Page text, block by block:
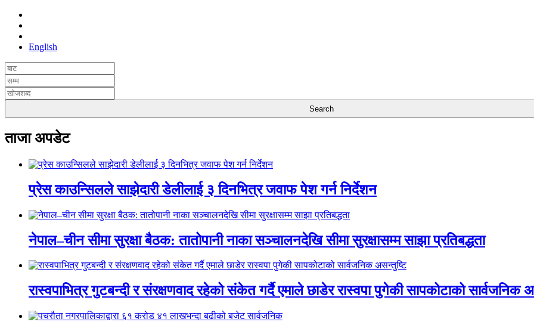
English
ताजा अपडेट
प्रेस काउन्सिलले साझेदारी डेलीलाई ३ दिनभित्र जवाफ पेश गर्न निर्देशन
नेपाल–चीन सीमा सुरक्षा बैठक: तातोपानी नाका सञ्चालनदेखि सीमा सुरक्षासम्म साझा प्रतिबद्धता
रास्वपाभित्र गुटबन्दी र संरक्षणवाद रहेको संकेत गर्दै एमाले छाडेर रास्वपा पुगेकी सापकोटाको सार्वजनिक